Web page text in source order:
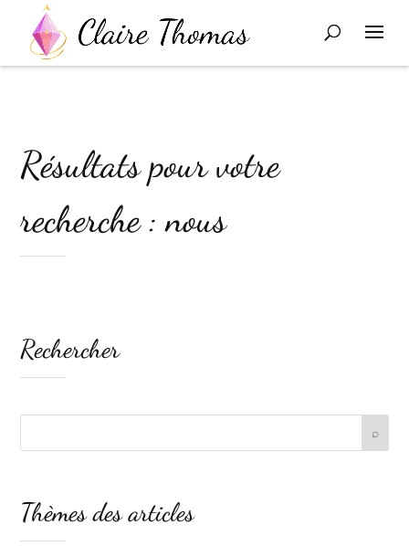
Résultats pour votre
recherche : nous
Rechercher
Thèmes des articles